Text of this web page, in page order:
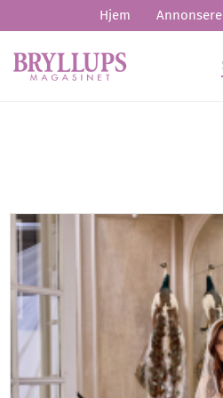
Hjem Annonsere